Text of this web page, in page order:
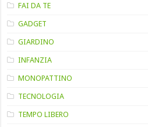
FAI DA TE
GADGET
GIARDINO
INFANZIA
MONOPATTINO
TECNOLOGIA
TEMPO LIBERO